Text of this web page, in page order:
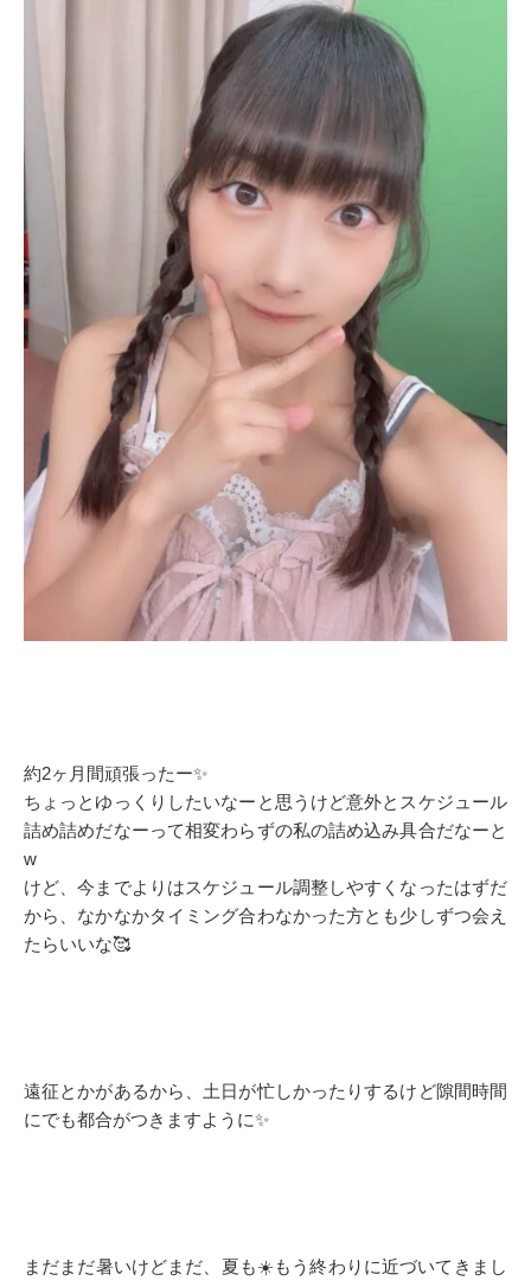
約2ヶ月間頑張ったー✨
ちょっとゆっくりしたいなーと思うけど意外とスケジュール
詰め詰めだなーって相変わらずの私の詰め込み具合だなーと
w
けど、今までよりはスケジュール調整しやすくなったはずだ
から、なかなかタイミング合わなかった方とも少しずつ会え
たらいいな🥰
遠征とかがあるから、土日が忙しかったりするけど隙間時間
にでも都合がつきますように✨
まだまだ暑いけどまだ、夏も☀️もう終わりに近づいてきまし